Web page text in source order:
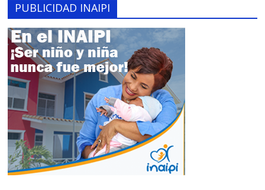
PUBLICIDAD INAIPI